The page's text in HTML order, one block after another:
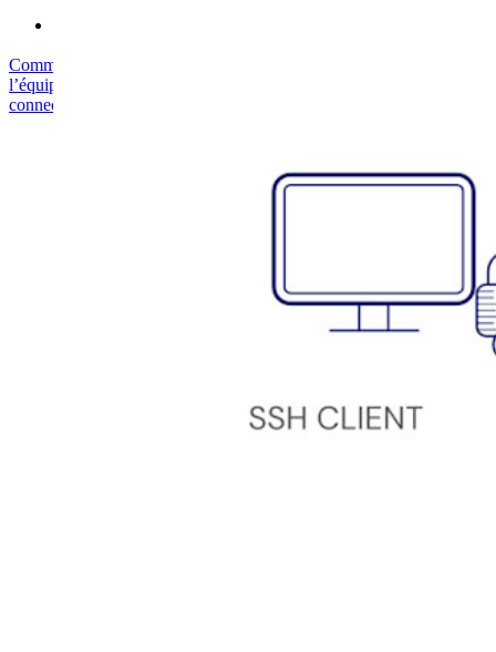
Commencez gratuitement
l’équipe commerciale
connecter